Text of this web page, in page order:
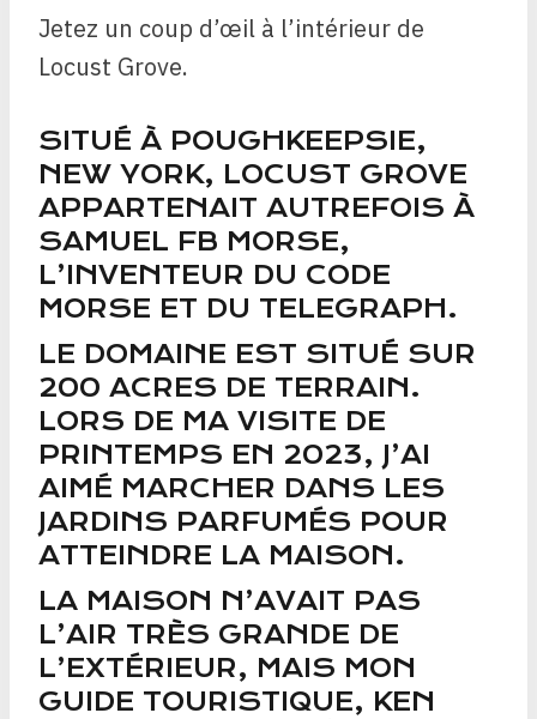
Jetez un coup d’œil à l’intérieur de
Locust Grove.
SITUÉ À POUGHKEEPSIE,
NEW YORK, LOCUST GROVE
APPARTENAIT AUTREFOIS À
SAMUEL FB MORSE,
L’INVENTEUR DU CODE
MORSE ET DU TELEGRAPH.
LE DOMAINE EST SITUÉ SUR
200 ACRES DE TERRAIN.
LORS DE MA VISITE DE
PRINTEMPS EN 2023, J’AI
AIMÉ MARCHER DANS LES
JARDINS PARFUMÉS POUR
ATTEINDRE LA MAISON.
LA MAISON N’AVAIT PAS
L’AIR TRÈS GRANDE DE
L’EXTÉRIEUR, MAIS MON
GUIDE TOURISTIQUE, KEN